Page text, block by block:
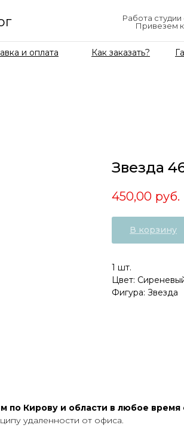
Работа студии
Привезем
и оплата Как заказать?
Звезда
450,00 руб.
В корзину
1 шт.
Цвет:
Фигура: Звезда
Кирову и области в любое время
удаленности от офиса.